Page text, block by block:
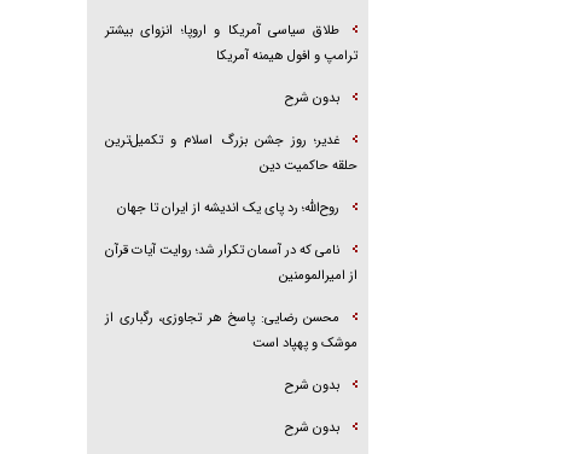
طلاق سیاسی آمریکا و اروپا؛ انزوای بیشتر
ترامپ و افول هیمنه آمریکا
بدون شرح
غدیر؛ روز جشن بزرگ اسلام و تکمیل‌ترین
حلقه حاکمیت دین
روح‌الله؛ رد پای یک اندیشه از ایران تا جهان
نامی که در آسمان تکرار شد؛ روایت آیات قرآن
از امیرالمومنین
محسن رضایی: پاسخ هر تجاوزی، رگباری از
موشک و پهپاد است
بدون شرح
بدون شرح